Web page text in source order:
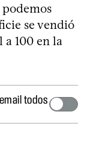
se vendió
100 en la
todos